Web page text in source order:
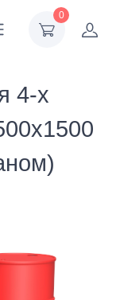
0
4-х